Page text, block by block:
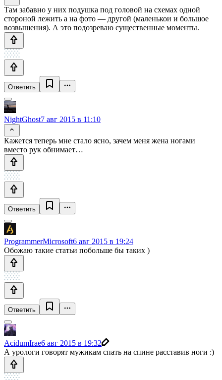
Там забавно у них подушка под головой на схемах одной
стороной лежить а на фото — другой (маленькои и большое
возвышения). А это подозреваю существенные моменты.
Ответить
NightGhost7 авг 2015 в 11:10
Кажется теперь мне стало ясно, зачем меня жена ногами
вместо рук обнимает…
Ответить
ProgrammerMicrosoft6 авг 2015 в 19:24
Обожаю такие статьи побольше бы таких )
Ответить
AcidumIrae6 авг 2015 в 19:32
А урологи говорят мужикам спать на спине расставив ноги :)